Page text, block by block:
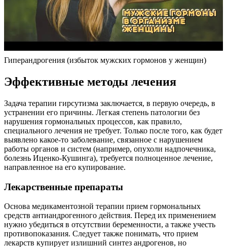
Гиперандрогения (избыток мужских гормонов у женщин)
Эффективные методы лечения
Задача терапии гирсутизма заключается, в первую очередь, в
устранении его причины. Легкая степень патологии без
нарушения гормональных процессов, как правило,
специального лечения не требует. Только после того, как будет
выявлено какое-то заболевание, связанное с нарушением
работы органов и систем (например, опухоли надпочечника,
болезнь Иценко-Кушинга), требуется полноценное лечение,
направленное на его купирование.
Лекарственные препараты
Основа медикаментозной терапии прием гормональных
средств антиандрогенного действия. Перед их применением
нужно убедиться в отсутствии беременности, а также учесть
противопоказания. Следует также понимать, что прием
лекарств купирует излишний синтез андрогенов, но